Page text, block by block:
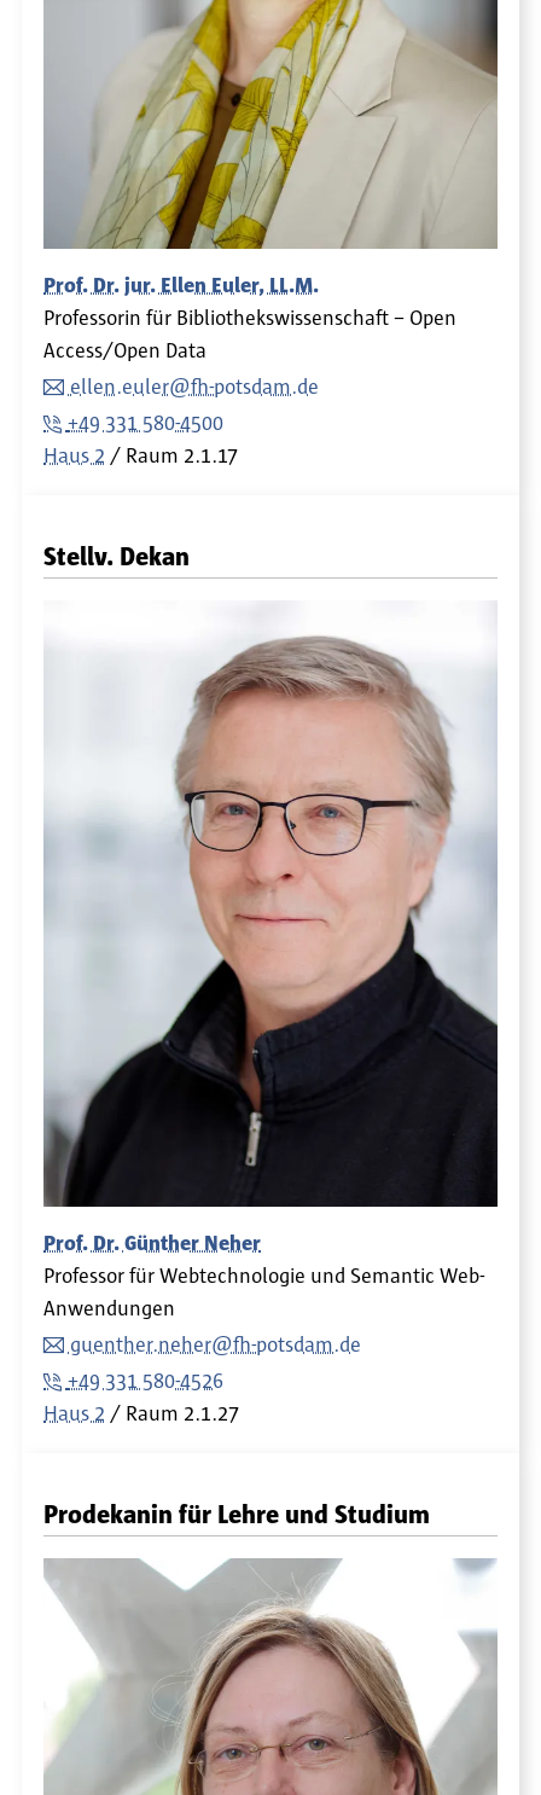
Prof. Dr. jur. Ellen Euler, LL.M.
Professorin für Bibliothekswissenschaft – Open
Access/Open Data
ellen.euler@fh-potsdam.de
+49 331 580-4500
Haus 2
Raum 2.1.17
Stellv. Dekan
Prof. Dr. Günther Neher
Professor für Webtechnologie und Semantic Web-
Anwendungen
guenther.neher@fh-potsdam.de
+49 331 580-4526
Haus 2
Raum 2.1.27
Prodekanin für Lehre und Studium